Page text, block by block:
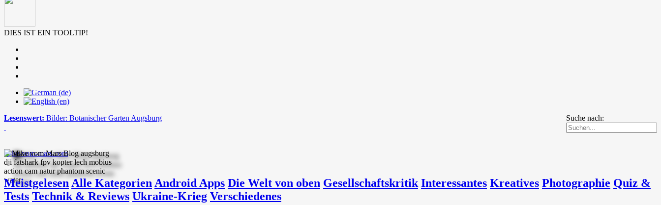
DIES IST EIN TOOLTIP!
Suche nach:
Lesenswert: Bilder: Botanischer Garten Augsburg
mike-vom-mars.com
Meistgelesen Alle Kategorien Android Apps Die Welt von oben Gesellschaftskritik Interessantes Kreatives Photographie Quiz &
Tests Technik & Reviews Ukraine-Krieg Verschiedenes